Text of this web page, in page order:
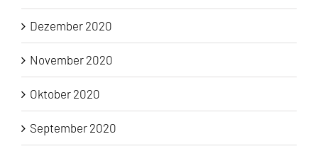
Dezember 2020
November 2020
Oktober 2020
September 2020